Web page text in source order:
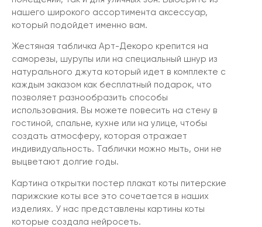
нашего широкого ассортимента аксессуар,
который подойдет именно вам.
Жестяная табличка Арт-Декоро крепится на
саморезы, шурупы или на специальный шнур из
натурального джута который идет в комплекте с
каждым заказом как бесплатный подарок, что
позволяет разнообразить способы
использования. Вы можете повесить на стену в
гостиной, спальне, кухне или на улице, чтобы
создать атмосферу, которая отражает
индивидуальность. Таблички можно мыть, они не
выцветают долгие годы.
Картина открытки постер плакат коты питерские
парижские коты все это сочетается в наших
изделиях. У нас представлены картины коты
которые создала нейросеть.